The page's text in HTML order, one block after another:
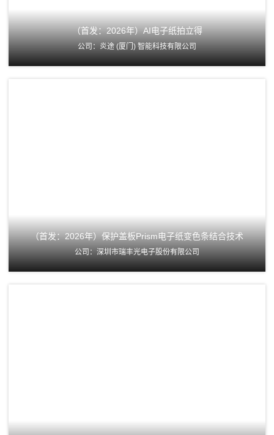
（首发：2026年）AI电子纸拍立得
公司：炎途 (厦门) 智能科技有限公司
（首发：2026年）保护盖板Prism电子纸变色条结合技术
公司：深圳市瑞丰光电子股份有限公司